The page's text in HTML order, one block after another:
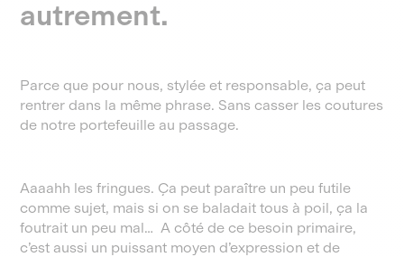
autrement.
Parce que pour nous, stylée et responsable, ça peut
rentrer dans la même phrase. Sans casser les coutures
de notre portefeuille au passage.
Aaaahh les fringues. Ça peut paraître un peu futile
comme sujet, mais si on se baladait tous à poil, ça la
foutrait un peu mal… A côté de ce besoin primaire,
c’est aussi un puissant moyen d’expression et de